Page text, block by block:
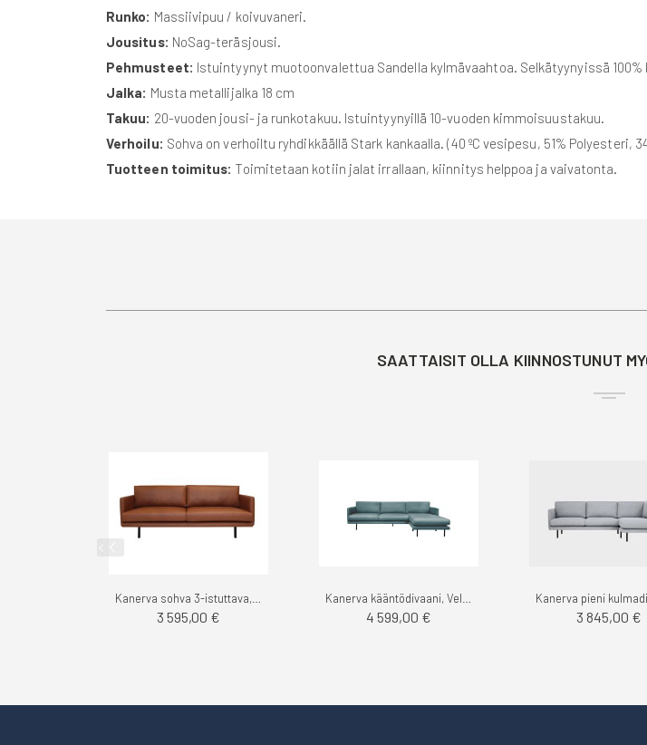
Runko: Massiivipuu / koivuvaneri.
Jousitus: NoSag-teräsjousi.
Pehmusteet: Istuintyynyt muotoonvalettua Sandella kylmävaahtoa. Selkätyynyissä
Jalka: Musta metallijalka 18 cm
Takuu: 20-vuoden jousi- ja runkotakuu. Istuintyynyillä 10-vuoden kimmoisuustakuu.
Verhoilu: Sohva on verhoiltu ryhdikkäällä Stark kankaalla. (40 ºC vesipesu, 51% Polyesteri,
Tuotteen toimitus: Toimitetaan kotiin jalat irrallaan, kiinnitys helppoa ja vaivatonta.
SAATTAISIT OLLA KIINNOSTUNUT
3 595,00 € 4 599,00 € 3 845,00 €